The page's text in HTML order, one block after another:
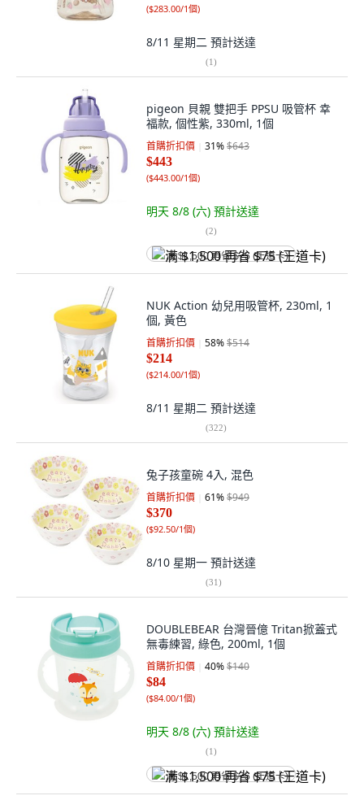
($283.00/1個)
8/11 星期二 預計送達
(1)
pigeon 貝親 雙把手 PPSU 吸管杯 幸
福款, 個性紫, 330ml, 1個
首購折扣價 31%$643
$443
($443.00/1個)
明天 8/8 (六) 預計送達
(2)
满 $1,500 再省 $75 (王道卡)
NUK Action 幼兒用吸管杯, 230ml, 1
個, 黃色
首購折扣價 58%$514
$214
($214.00/1個)
8/11 星期二 預計送達
(322)
兔子孩童碗 4入, 混色
首購折扣價 61%$949
$370
($92.50/1個)
8/10 星期一 預計送達
(31)
DOUBLEBEAR 台灣晉億 Tritan掀蓋式
無毒練習, 綠色, 200ml, 1個
首購折扣價 40%$140
$84
($84.00/1個)
明天 8/8 (六) 預計送達
(1)
满 $1,500 再省 $75 (王道卡)